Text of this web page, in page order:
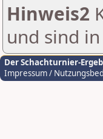
Hinweis2
und sind
Der Schachturnier-
Impressum /